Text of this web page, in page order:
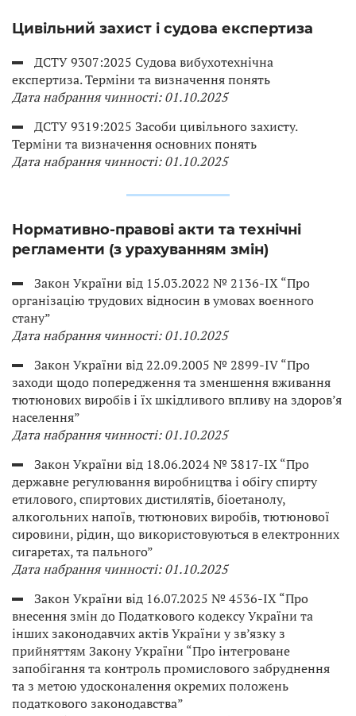
Цивільний захист і судова експертиза
ДСТУ 9307:2025 Судова вибухотехнічна
експертиза. Терміни та визначення понять
Дата набрання чинності: 01.10.2025
ДСТУ 9319:2025 Засоби цивільного захисту.
Терміни та визначення основних понять
Дата набрання чинності: 01.10.2025
Нормативно-правові акти та технічні
регламенти (з урахуванням змін)
Закон України від 15.03.2022 № 2136-IX “Про
організацію трудових відносин в умовах воєнного
стану”
Дата набрання чинності: 01.10.2025
Закон України від 22.09.2005 № 2899-IV “Про
заходи щодо попередження та зменшення вживання
тютюнових виробів і їх шкідливого впливу на здоров’я
населення”
Дата набрання чинності: 01.10.2025
Закон України від 18.06.2024 № 3817-IX “Про
державне регулювання виробництва і обігу спирту
етилового, спиртових дистилятів, біоетанолу,
алкогольних напоїв, тютюнових виробів, тютюнової
сировини, рідин, що використовуються в електронних
сигаретах, та пального”
Дата набрання чинності: 01.10.2025
Закон України від 16.07.2025 № 4536-IX “Про
внесення змін до Податкового кодексу України та
інших законодавчих актів України у зв’язку з
прийняттям Закону України “Про інтегроване
запобігання та контроль промислового забруднення
та з метою удосконалення окремих положень
податкового законодавства”